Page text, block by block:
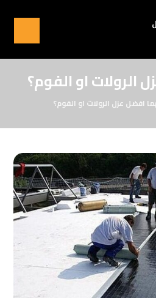
الرولات او الفوم؟
افضل عزل الرولات او الفوم؟